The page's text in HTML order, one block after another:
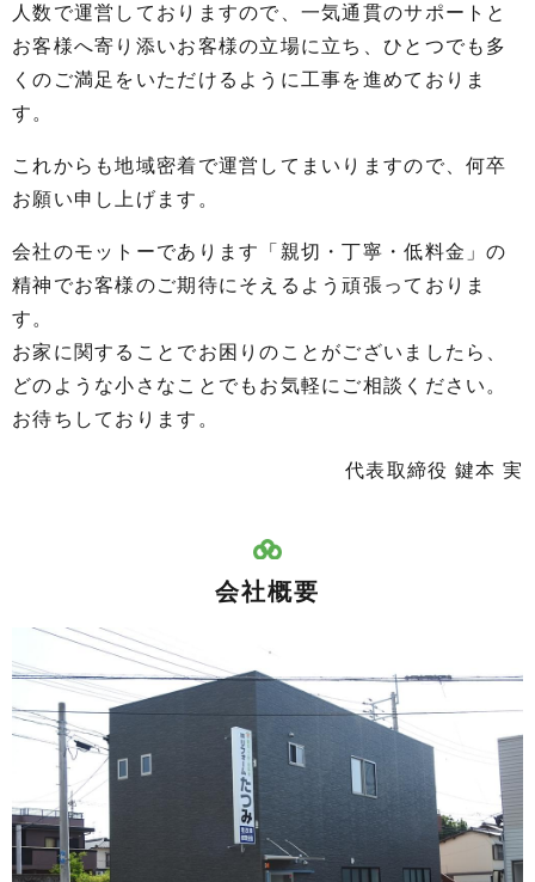
人数で運営しておりますので、一気通貫のサポートと
お客様へ寄り添いお客様の立場に立ち、ひとつでも多
くのご満足をいただけるように工事を進めておりま
す。
これからも地域密着で運営してまいりますので、何卒
お願い申し上げます。
会社のモットーであります「親切・丁寧・低料金」の
精神でお客様のご期待にそえるよう頑張っておりま
す。
お家に関することでお困りのことがございましたら、
どのような小さなことでもお気軽にご相談ください。
お待ちしております。
代表取締役 鍵本 実
会社概要